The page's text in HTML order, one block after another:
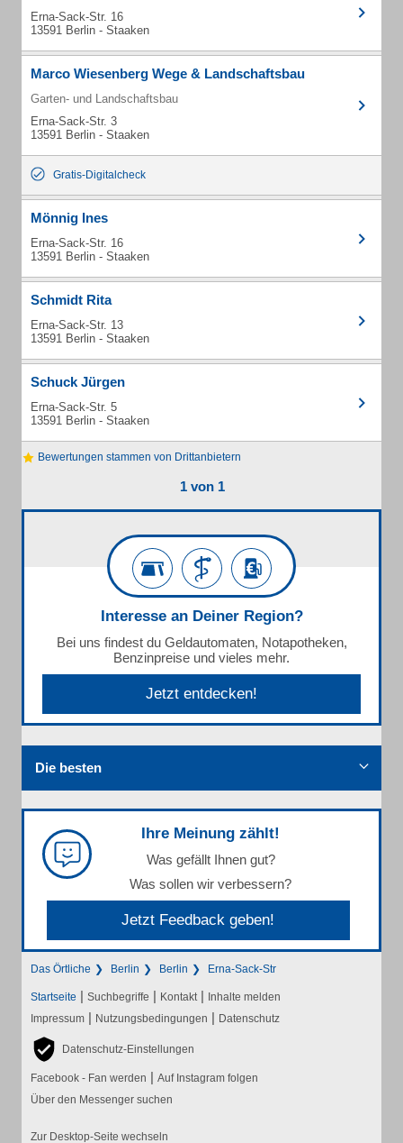
Erna-Sack-Str. 16
13591 Berlin - Staaken
Marco Wiesenberg Wege & Landschaftsbau
Garten- und Landschaftsbau
Erna-Sack-Str. 3
13591 Berlin - Staaken
Gratis-Digitalcheck
Mönnig Ines
Erna-Sack-Str. 16
13591 Berlin - Staaken
Schmidt Rita
Erna-Sack-Str. 13
13591 Berlin - Staaken
Schuck Jürgen
Erna-Sack-Str. 5
13591 Berlin - Staaken
Bewertungen stammen von Drittanbietern
1 von 1
Interesse an Deiner Region?
Bei uns findest du Geldautomaten, Notapotheken,
Benzinpreise und vieles mehr.
Jetzt entdecken!
Die besten
Ihre Meinung zählt!
Was gefällt Ihnen gut?
Was sollen wir verbessern?
Jetzt Feedback geben!
Das Örtliche Berlin Berlin Erna-Sack-Str
Startseite | Suchbegriffe | Kontakt | Inhalte melden
Impressum | Nutzungsbedingungen | Datenschutz
Datenschutz-Einstellungen
Facebook - Fan werden | Auf Instagram folgen
Über den Messenger suchen
Zur Desktop-Seite wechseln